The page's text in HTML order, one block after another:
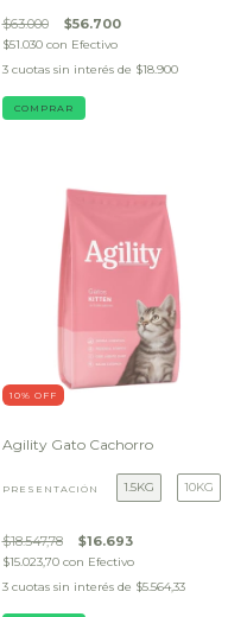
$63.000 $56.700
$51.030 con Efectivo
3 cuotas sin interés de $18.900
COMPRAR
10% OFF
Agility Gato Cachorro
PRESENTACIÓN 1.5KG 10KG
$18.547,78 $16.693
$15.023,70 con Efectivo
3 cuotas sin interés de $5.564,33